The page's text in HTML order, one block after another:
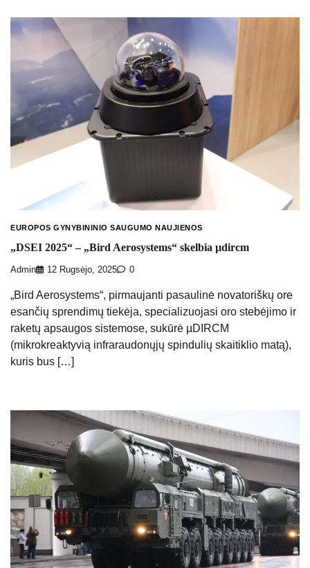
EUROPOS GYNYBININIO SAUGUMO NAUJIENOS
„DSEI 2025“ – „Bird Aerosystems“ skelbia µdircm
Admin 12 Rugsėjo, 2025 0
„Bird Aerosystems“, pirmaujanti pasaulinė novatoriškų ore
esančių sprendimų tiekėja, specializuojasi oro stebėjimo ir
raketų apsaugos sistemose, sukūrė µDIRCM
(mikrokreaktyvią infraraudonųjų spindulių skaitiklio matą),
kuris bus […]